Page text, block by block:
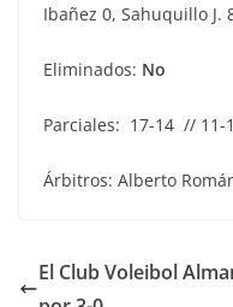
Ibañez 0, Sahuquillo J.
Eliminados: No
Parciales: 17-14 //
Árbitros: Alberto
El Club Voleibol